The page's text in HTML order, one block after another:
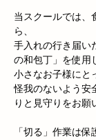
当スクールでは、
ら、
手入れの行き届い
の和包丁」を使用
小さなお子様にと
怪我のないよう安
りと見守りをお願
「切る」作業は